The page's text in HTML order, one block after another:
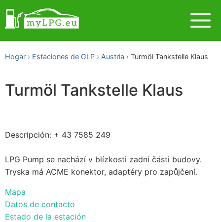
Hogar Estaciones de GLP Austria Turmöl Tankstelle Klaus
Turmöl Tankstelle Klaus
Descripción: + 43 7585 249
LPG Pump se nachází v blízkosti zadní části budovy.
Tryska má ACME konektor, adaptéry pro zapůjčení.
Mapa
Datos de contacto
Estado de la estación